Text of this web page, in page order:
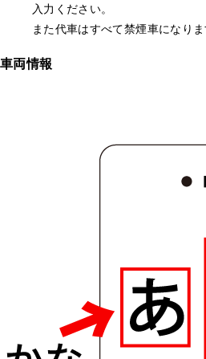
入力ください。
また代車はすべて禁煙車になりま
車両情報